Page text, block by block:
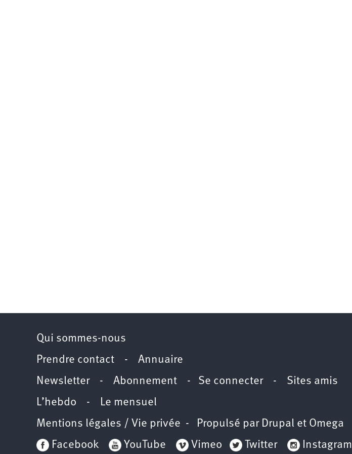
Qui sommes-nous
Prendre contact - Annuaire
Newsletter - Abonnement - Se connecter- Sites amis
L’hebdo - Le mensuel
Mentions légales / Vie privée - Propulsé par Drupal et Omega
Facebook
YouTube Vimeo Twitter Instagram